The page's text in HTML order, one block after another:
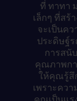
ที่ ทาทา
เล็กๆ ที่สร้
จะเป็นคว
ประดิษฐ์
การสนั
คุณภาพกา
ให้คุณรู้สึ
เพราะคว